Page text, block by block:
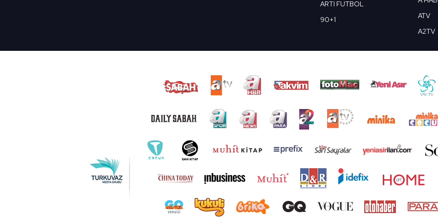
ARTI FUTBOL
90+1
ATV
A2TV